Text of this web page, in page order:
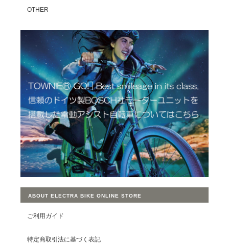
OTHER
ABOUT ELECTRA BIKE ONLINE STORE
ご利用ガイド
特定商取引法に基づく表記